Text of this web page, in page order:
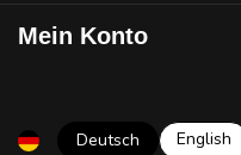
Mein Konto
Deutsch English